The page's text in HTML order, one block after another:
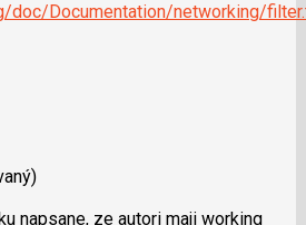
doc/Documentation/networking/
napsane, ze autori maji working